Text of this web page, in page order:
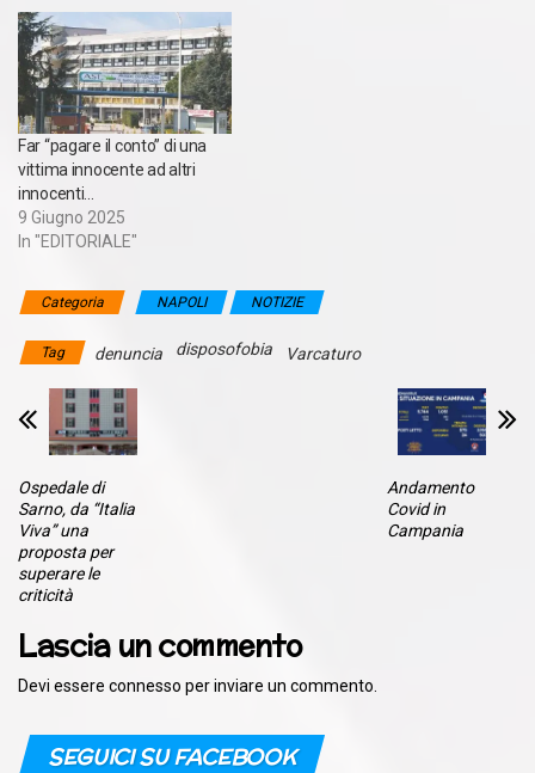
Far “pagare il conto” di una
vittima innocente ad altri
innocenti…
9 Giugno 2025
In "EDITORIALE"
Categoria NAPOLI NOTIZIE
Tag denuncia disposofobia Varcaturo
Ospedale di
Sarno, da “Italia
Viva” una
proposta per
superare le
criticità
Andamento
Covid in
Campania
Lascia un commento
Devi essere connesso per inviare un commento.
SEGUICI SU FACEBOOK